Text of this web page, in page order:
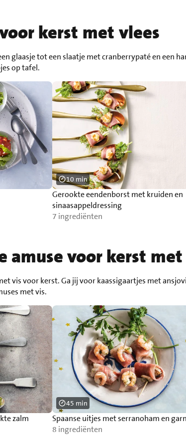
kerst met vlees
glaasje tot een slaatje met cranberrypaté en een
op tafel.
Gerookte eendenborst met kruiden en
sinaasappeldressing
7 ingrediënten
10 min
amuse voor kerst
vis voor kerst. Ga jij voor kaassigaartjes met
met vis.
zalm
Spaanse uitjes met serranoham en
8 ingrediënten
45 min